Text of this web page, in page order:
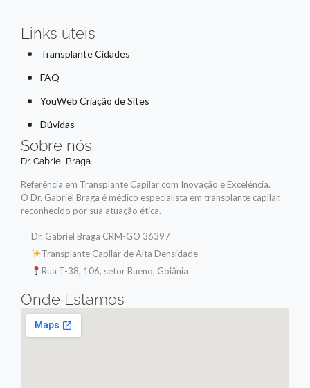
Links úteis
Transplante Cidades
FAQ
YouWeb Criação de Sites
Dúvidas
Sobre nós
Dr. Gabriel Braga
Referência em Transplante Capilar com Inovação e Excelência.
O Dr. Gabriel Braga é médico especialista em transplante capilar,
reconhecido por sua atuação ética.
Dr. Gabriel Braga CRM-GO 36397
Transplante Capilar de Alta Densidade
Rua T-38, 106, setor Bueno, Goiânia
Onde Estamos